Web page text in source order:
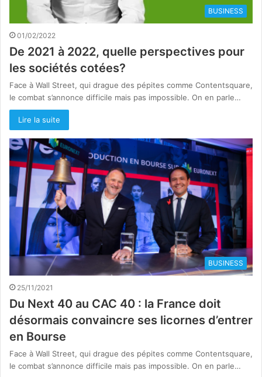
BUSINESS
01/02/2022
De 2021 à 2022, quelle perspectives pour
les sociétés cotées?
Face à Wall Street, qui drague des pépites comme Contentsquare,
le combat s’annonce difficile mais pas impossible. On en parle…
Lire la suite
BUSINESS
25/11/2021
Du Next 40 au CAC 40 : la France doit
désormais convaincre ses licornes d’entrer
en Bourse
Face à Wall Street, qui drague des pépites comme Contentsquare,
le combat s’annonce difficile mais pas impossible. On en parle…